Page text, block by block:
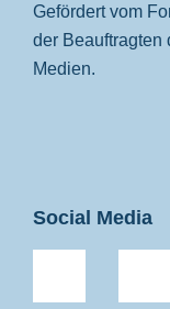
Gefördert vom
der Beauftragten
Medien.
Social Media